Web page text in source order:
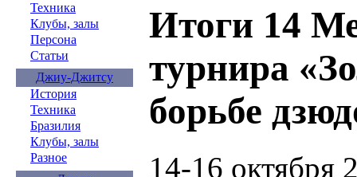
Техника
Клубы, залы
Персона
Статьи
Джиу-Джитсу
История
Техника
Бразилия
Клубы, залы
Разное
Итоги 14
турнира
борьбе
14-16 октября